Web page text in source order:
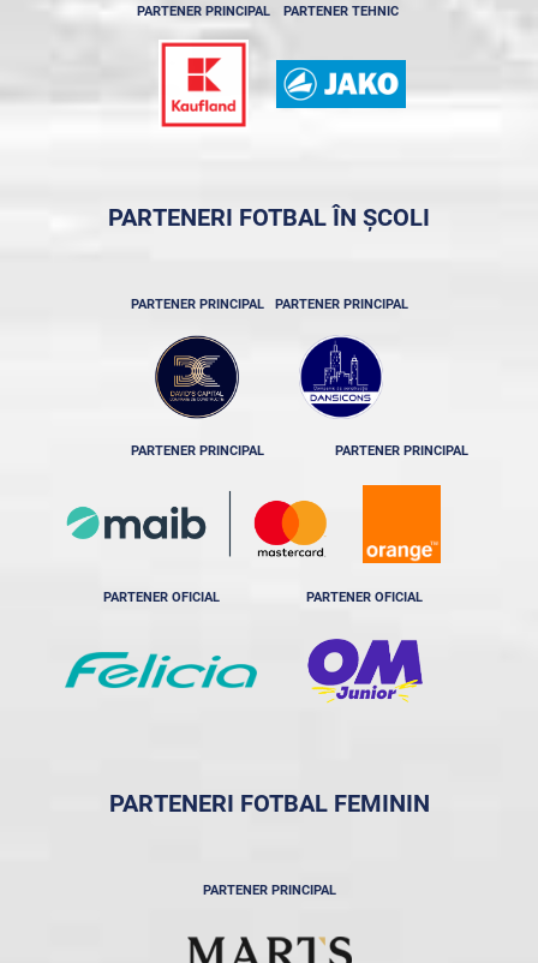
PARTENER PRINCIPAL PARTENER TEHNIC
PARTENERI FOTBAL ÎN ȘCOLI
PARTENER PRINCIPAL PARTENER PRINCIPAL
PARTENER PRINCIPAL PARTENER PRINCIPAL
PARTENER OFICIAL PARTENER OFICIAL
PARTENERI FOTBAL FEMININ
PARTENER PRINCIPAL